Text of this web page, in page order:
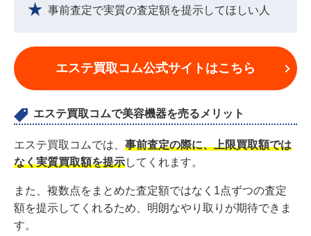
事前査定で実質の査定額を提示してほしい人
エステ買取コム公式サイトはこちら
エステ買取コムで美容機器を売るメリット
エステ買取コムでは、 事前査定の際に、上限買取額では
なく実質買取額を提示してくれます。
また、複数点をまとめた査定額ではなく1点ずつの査定
額を提示してくれるため、明朗なやり取りが期待できま
す。